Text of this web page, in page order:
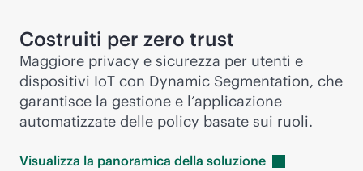
Costruiti per zero trust
Maggiore privacy e sicurezza per utenti e
dispositivi IoT con Dynamic Segmentation, che
garantisce la gestione e l’applicazione
automatizzate delle policy basate sui ruoli.
Visualizza la panoramica della soluzione